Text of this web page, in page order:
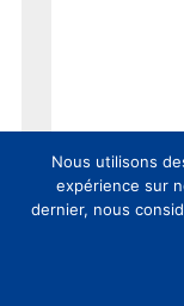
Nous utilisons
expérience sur
dernier, nous